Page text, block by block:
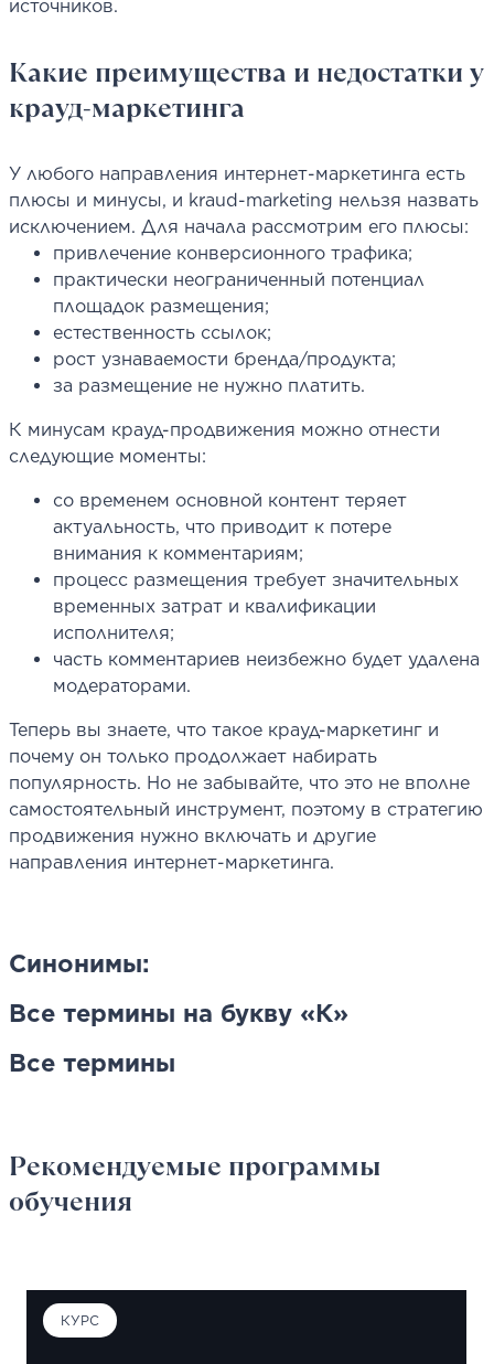
источников.
Какие преимущества и недостатки у
крауд-маркетинга
У любого направления интернет-маркетинга есть
плюсы и минусы, и kraud-marketing нельзя назвать
исключением. Для начала рассмотрим его плюсы:
привлечение конверсионного трафика;
практически неограниченный потенциал
площадок размещения;
естественность ссылок;
рост узнаваемости бренда/продукта;
за размещение не нужно платить.
К минусам крауд-продвижения можно отнести
следующие моменты:
со временем основной контент теряет
актуальность, что приводит к потере
внимания к комментариям;
процесс размещения требует значительных
временных затрат и квалификации
исполнителя;
часть комментариев неизбежно будет удалена
модераторами.
Теперь вы знаете, что такое крауд-маркетинг и
почему он только продолжает набирать
популярность. Но не забывайте, что это не вполне
самостоятельный инструмент, поэтому в стратегию
продвижения нужно включать и другие
направления интернет-маркетинга.
Синонимы:
Все термины на букву «К»
Все термины
Рекомендуемые программы
обучения
КУРС